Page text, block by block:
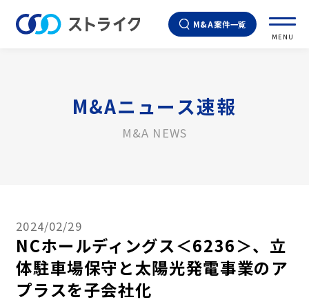
M&A案件一覧
MENU
M&Aニュース速報
M&A NEWS
2024/02/29
NCホールディングス＜6236＞、立
体駐車場保守と太陽光発電事業のア
プラスを子会社化